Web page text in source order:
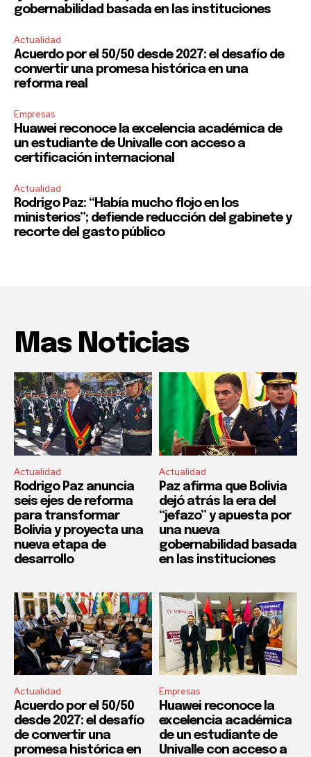
gobernabilidad basada en las instituciones
Actualidad
Acuerdo por el 50/50 desde 2027: el desafío de
convertir una promesa histórica en una
reforma real
Empresas
Huawei reconoce la excelencia académica de
un estudiante de Univalle con acceso a
certificación internacional
Actualidad
Rodrigo Paz: “Había mucho flojo en los
ministerios”; defiende reducción del gabinete y
recorte del gasto público
Mas Noticias
Actualidad
Rodrigo Paz anuncia
seis ejes de reforma
para transformar
Bolivia y proyecta una
nueva etapa de
desarrollo
Actualidad
Paz afirma que Bolivia
dejó atrás la era del
“jefazo” y apuesta por
una nueva
gobernabilidad basada
en las instituciones
Actualidad
Acuerdo por el 50/50
desde 2027: el desafío
de convertir una
promesa histórica en
Empresas
Huawei reconoce la
excelencia académica
de un estudiante de
Univalle con acceso a